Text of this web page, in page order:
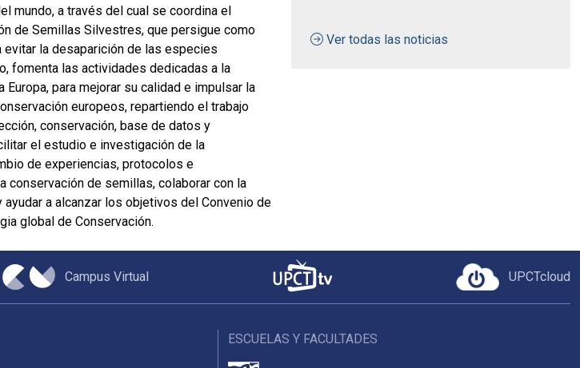
mundo, a través del cual se coordina el
de Semillas Silvestres, que persigue como
la desaparición de las especies
fomenta las actividades dedicadas a la
para mejorar su calidad e impulsar la
europeos, repartiendo el trabajo
conservación, base de datos y
el estudio e investigación de la
de experiencias, protocolos e
conservación de semillas, colaborar con la
a alcanzar los objetivos del Convenio de
global de Conservación.
Ver todas las noticias
Campus Virtual UPCTcloud
ESCUELAS Y FACULTADES